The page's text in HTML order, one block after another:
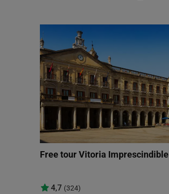
Free tour Vitoria Imprescindible
4,7 (324)